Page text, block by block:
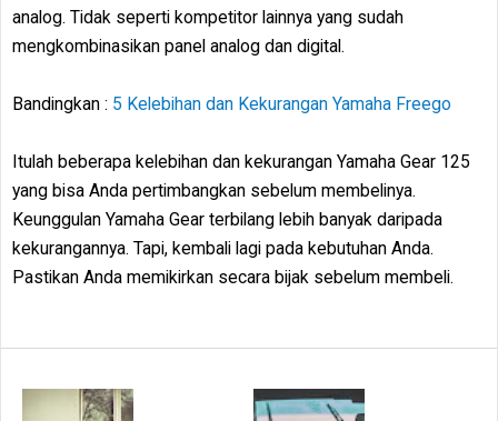
analog. Tidak seperti kompetitor lainnya yang sudah
mengkombinasikan panel analog dan digital.
Bandingkan : 5 Kelebihan dan Kekurangan Yamaha Freego
Itulah beberapa kelebihan dan kekurangan Yamaha Gear 125
yang bisa Anda pertimbangkan sebelum membelinya.
Keunggulan Yamaha Gear terbilang lebih banyak daripada
kekurangannya. Tapi, kembali lagi pada kebutuhan Anda.
Pastikan Anda memikirkan secara bijak sebelum membeli.